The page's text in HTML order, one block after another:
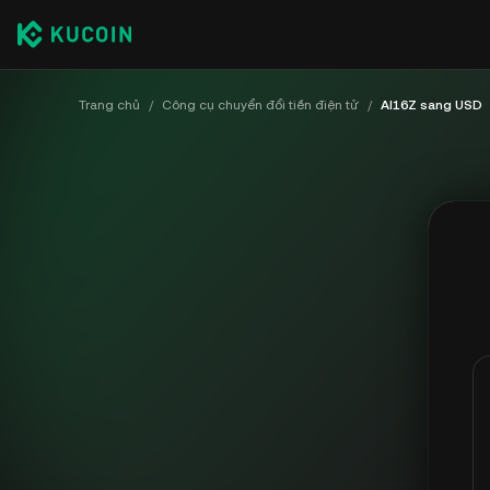
Trang chủ / Công cụ chuyển đổi tiền điện tử / AI16Z sang USD